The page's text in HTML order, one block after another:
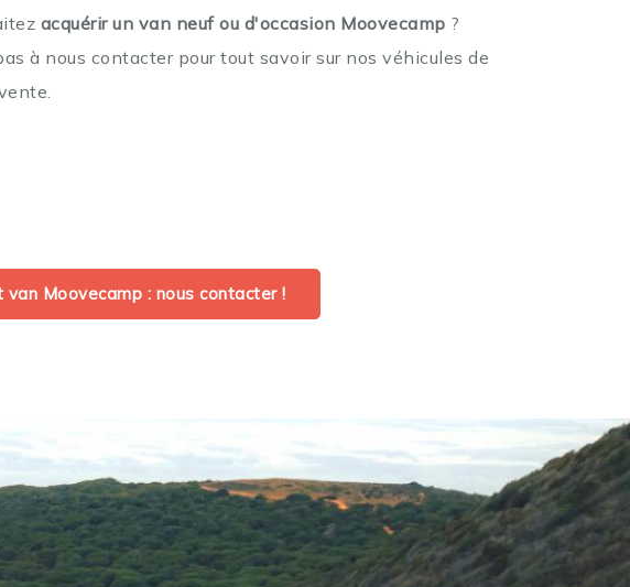
acquérir un van neuf ou d'occasion Moovecamp ?
à nous contacter pour tout savoir sur nos véhicules de
van Moovecamp : nous contacter !